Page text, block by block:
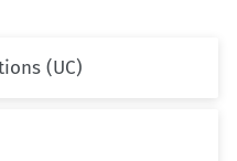
(UC)